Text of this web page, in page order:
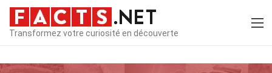
Transformez votre curiosité en découverte